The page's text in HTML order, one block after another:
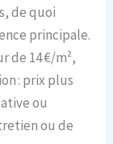
de quoi
principale.
de 14 €/m²,
: prix plus
ou
ou de